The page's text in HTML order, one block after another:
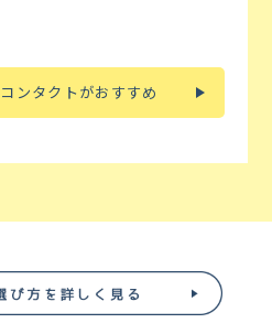
コンタクトがおすすめ